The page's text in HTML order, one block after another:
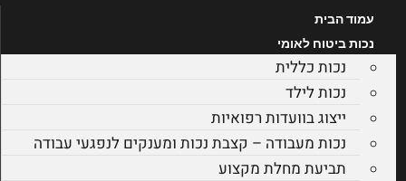
עמוד הבית
נכות ביטוח לאומי
נכות כללית
נכות לילד
ייצוג בוועדות רפואיות
נכות מעבודה – קצבת נכות ומענקים לנפגעי עבודה
תביעת מחלת מקצוע